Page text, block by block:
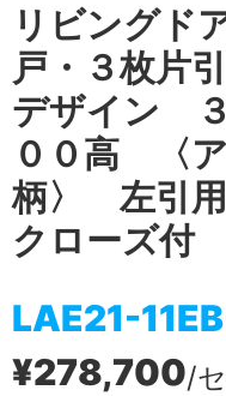
リビング
戸・３枚
デザイン
００高 〈
柄〉 左引
クローズ付
LAE21-
¥278,700/